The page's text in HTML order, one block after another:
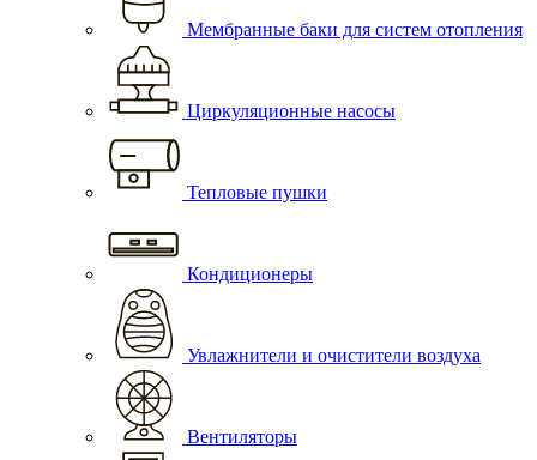
Мембранные баки для систем отопления
Циркуляционные насосы
Тепловые пушки
Кондиционеры
Увлажнители и очистители воздуха
Вентиляторы